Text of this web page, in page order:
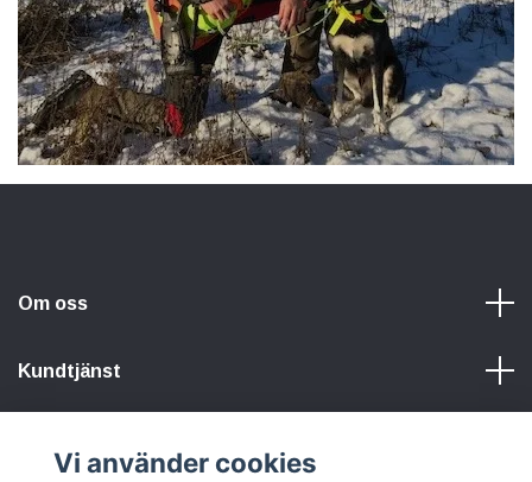
Om oss
Kundtjänst
Vi använder cookies